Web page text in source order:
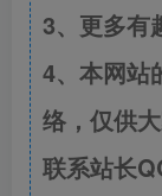
3、更多有
4、本网站
络，仅供
联系站长